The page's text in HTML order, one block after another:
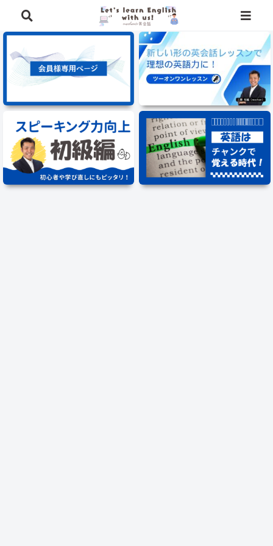
⭐️英語学習に役立つ、豪華特典を無料でプレゼント中⭐️